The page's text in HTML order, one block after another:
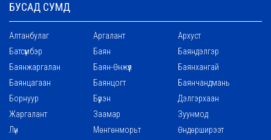
БУСАД СУМД
Алтанбулаг Аргалант
Архуст
Батсүмбэр
Баян
Баяндэлгэр
Баянжаргалан
Баян-Өнжүүл
Баянхангай
Баянцагаан
Баянцогт
Баянчандмань
Борнуур
Бүрэн
Дэлгэрхаан
Жаргалант
Заамар
Зуунмод
Лүн
Мөнгөнморьт
Өндөрширээт